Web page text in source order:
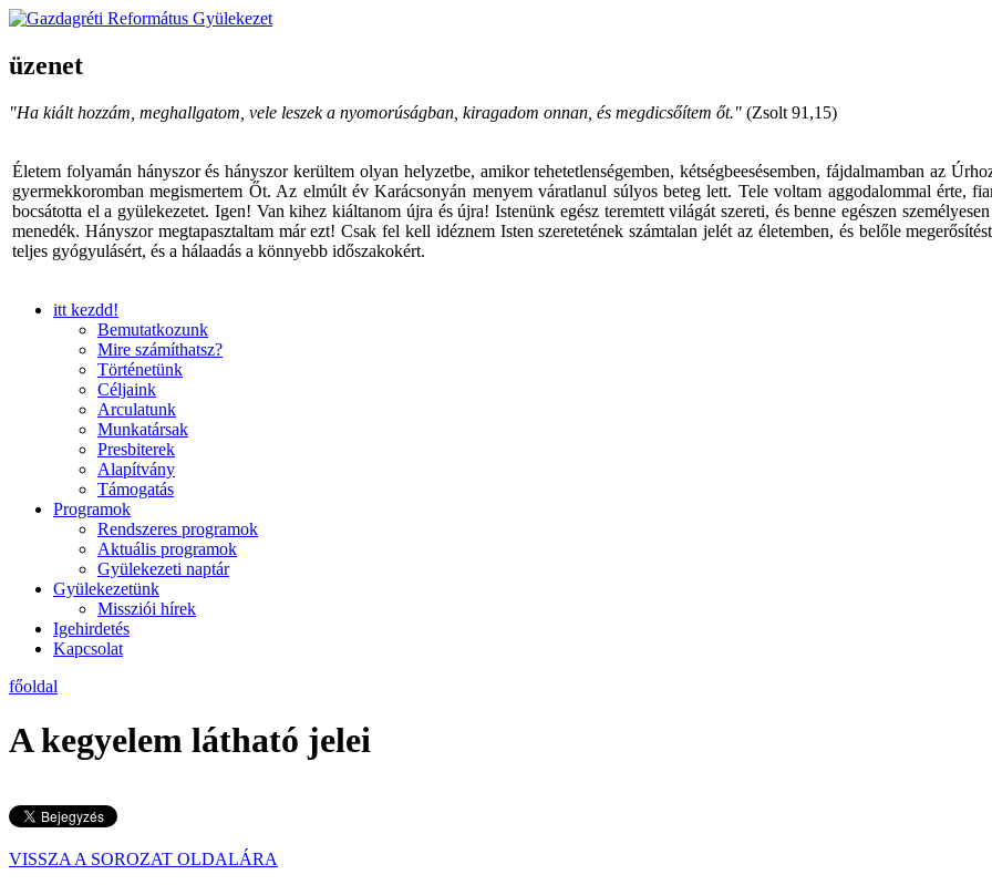
üzenet
"Ha kiált hozzám, meghallgatom, vele leszek a nyomorúságban, kiragadom onnan, és megdicsőítem őt." (Zsolt 91,15)
Életem folyamán hányszor és hányszor kerültem olyan helyzetbe, amikor tehetetlenségemben, kétségbeesésemben, fájdalmamban az
gyermekkoromban megismertem Őt. Az elmúlt év Karácsonyán menyem váratlanul súlyos beteg lett. Tele voltam aggodalommal érte,
bocsátotta el a gyülekezetet. Igen! Van kihez kiáltanom újra és újra! Istenünk egész teremtett világát szereti, és benne egészen
menedék. Hányszor megtapasztaltam már ezt! Csak fel kell idéznem Isten szeretetének számtalan jelét az életemben, és belőle
teljes gyógyulásért, és a hálaadás a könnyebb időszakokért.
itt kezdd!
Bemutatkozunk
Mire számíthatsz?
Történetünk
Céljaink
Arculatunk
Munkatársak
Presbiterek
Alapítvány
Támogatás
Programok
Rendszeres programok
Aktuális programok
Gyülekezeti naptár
Gyülekezetünk
Missziói hírek
Igehirdetés
Kapcsolat
főoldal
A kegyelem látható jelei
VISSZA A SOROZAT OLDALÁRA